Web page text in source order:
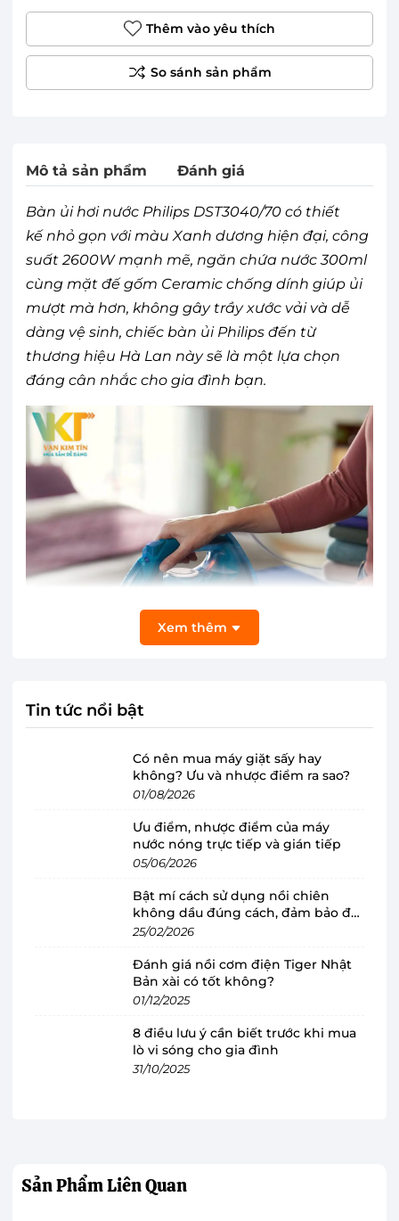
Thêm vào yêu thích
Mô tả sản phẩm Đánh giá
Bàn ủi hơi nước Philips DST3040/70 có thiết
kế nhỏ gọn với màu Xanh dương hiện đại, công
suất 2600W mạnh mẽ, ngăn chứa nước 300ml
cùng mặt đế gốm Ceramic chống dính giúp ủi
mượt mà hơn, không gây trầy xước vải và dễ
dàng vệ sinh, chiếc bàn ủi Philips đến từ
thương hiệu Hà Lan này sẽ là một lựa chọn
đáng cân nhắc cho gia đình bạn.
Hiện đại với màu xanh dương đẹp mắt
kiểu dáng chắn chắn, dễ dàng mang lại sự
thuận tiện và thoải mái khi sử dụng. Với kích
nhiều không gian khác nhau như tại gia đình,
cửa hàng quần áo,…
Xem thêm
Tin tức nổi bật
Có nên mua máy giặt sấy hay
không? Ưu và nhược điểm ra sao?
01/08/2026
Ưu điểm, nhược điểm của máy
nước nóng trực tiếp và gián tiếp
05/06/2026
Bật mí cách sử dụng nồi chiên
không dầu đúng cách, đảm bảo độ
bền
25/02/2026
Đánh giá nồi cơm điện Tiger Nhật
Bản xài có tốt không?
01/12/2025
8 điều lưu ý cần biết trước khi mua
lò vi sóng cho gia đình
31/10/2025
Sản PhẩmLiên Quan